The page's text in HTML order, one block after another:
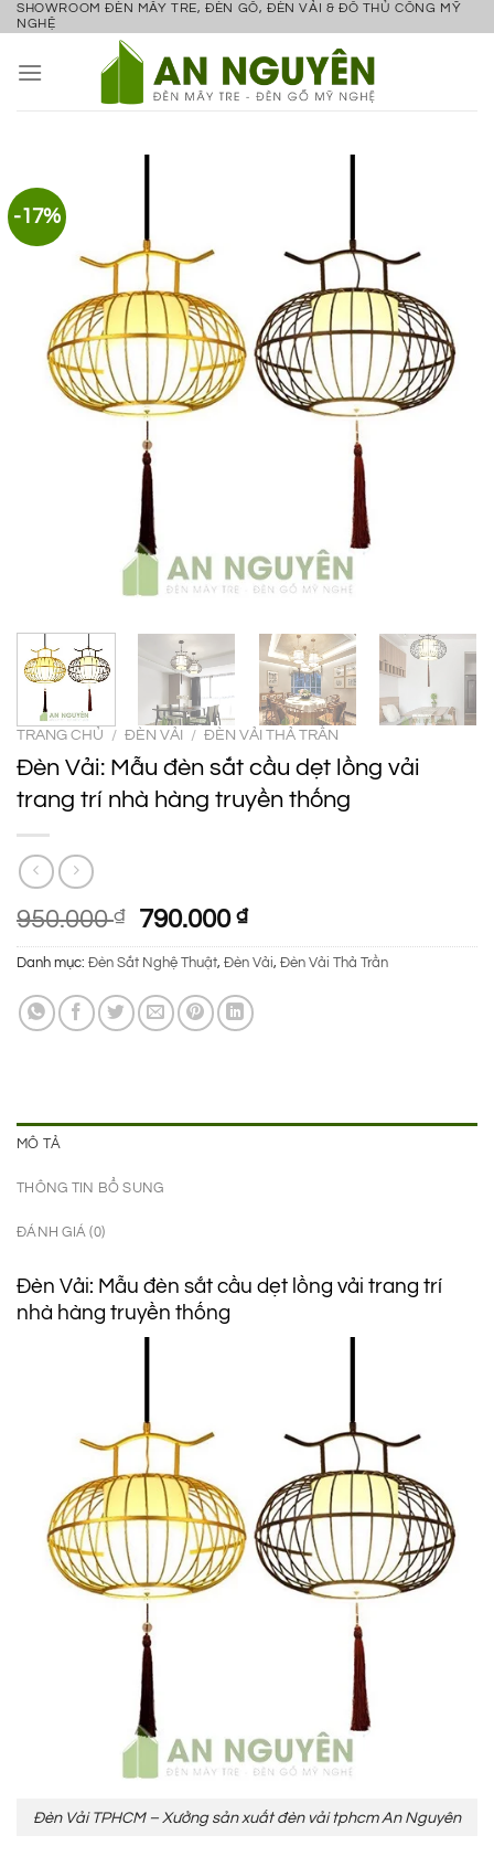
Bỏ
nội
SHOWROOM ĐÈN MÂY TRE, ĐÈN GỖ, ĐÈN VẢI & ĐỒ THỦ CÔNG MỸ
NGHỆ
-17%
TRANG CHỦ / ĐÈN VẢI / ĐÈN VẢI THẢ TRẦN
Đèn Vải: Mẫu đèn sắt cầu dẹt lồng vải
trang trí nhà hàng truyền thống
950.000₫
Giá
gốc
là:
950.000 ₫.
790.000₫Giá
hiện
tại
là:
790.000 ₫.
Danh mục: Đèn Sắt Nghệ Thuật, Đèn Vải, Đèn Vải Thả Trần
MÔ TẢ
THÔNG TIN BỔ SUNG
ĐÁNH GIÁ (0)
Đèn Vải: Mẫu đèn sắt cầu dẹt lồng vải trang trí
nhà hàng truyền thống
Đèn Vải TPHCM – Xưởng sản xuất đèn vải tphcm An Nguyên